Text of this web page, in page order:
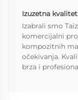
Izuzetna
Izabrali smo
komercijalni
kompozitnih
očekivanja.
brza i